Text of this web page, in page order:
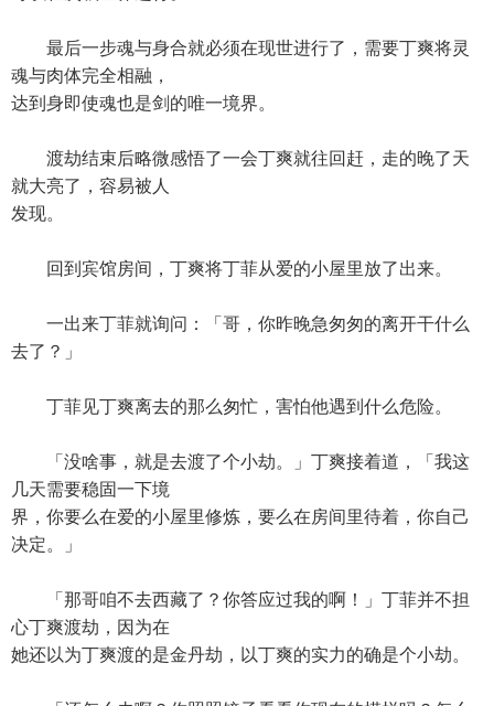
最后一步魂与身合就必须在现世进行了，需要丁爽将灵
魂与肉体完全相融，
达到身即使魂也是剑的唯一境界。
渡劫结束后略微感悟了一会丁爽就往回赶，走的晚了天
就大亮了，容易被人
发现。
回到宾馆房间，丁爽将丁菲从爱的小屋里放了出来。
一出来丁菲就询问：「哥，你昨晚急匆匆的离开干什么
去了？」
丁菲见丁爽离去的那么匆忙，害怕他遇到什么危险。
「没啥事，就是去渡了个小劫。」丁爽接着道，「我这
几天需要稳固一下境
界，你要么在爱的小屋里修炼，要么在房间里待着，你自己
决定。」
「那哥咱不去西藏了？你答应过我的啊！」丁菲并不担
心丁爽渡劫，因为在
她还以为丁爽渡的是金丹劫，以丁爽的实力的确是个小劫。